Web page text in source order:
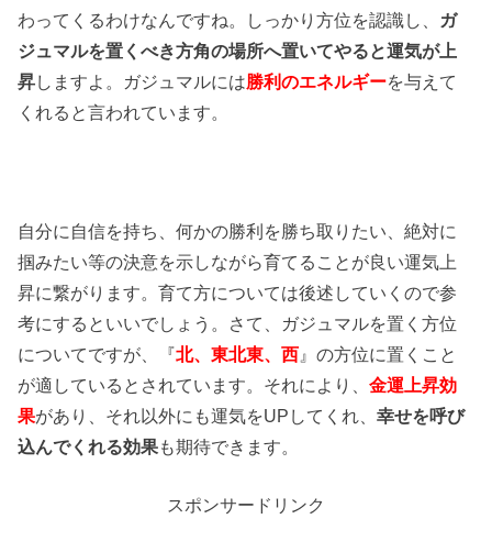
わってくるわけなんですね。しっかり方位を認識し、 ガ
ジュマルを置くべき方角の場所へ置いてやると運気が上
昇しますよ。ガジュマルには 勝利のエネルギーを与えて
くれると言われています。
自分に自信を持ち、何かの勝利を勝ち取りたい、絶対に
掴みたい等の決意を示しながら育てることが良い運気上
昇に繋がります。育て方については後述していくので参
考にするといいでしょう。さて、ガジュマルを置く方位
についてですが、『北、東北東、西 』の方位に置くこと
が適しているとされています。それにより、金運上昇効
果があり、それ以外にも運気をUPしてくれ、幸せを呼び
込んでくれる効果も期待できます。
スポンサードリンク